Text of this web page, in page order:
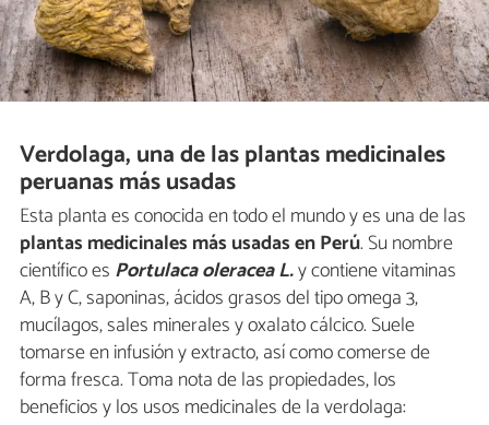
Verdolaga, una de las plantas medicinales
peruanas más usadas
Esta planta es conocida en todo el mundo y es una de las
plantas medicinales más usadas en Perú. Su nombre
científico es Portulaca oleracea L.y contiene vitaminas
A, B y C, saponinas, ácidos grasos del tipo omega 3,
mucílagos, sales minerales y oxalato cálcico. Suele
tomarse en infusión y extracto, así como comerse de
forma fresca. Toma nota de las propiedades, los
beneficios y los usos medicinales de la verdolaga: